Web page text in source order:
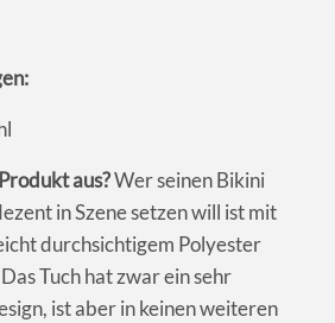
aus?Wer seinen Bikini
in Szene setzen will ist mit
durchsichtigem Polyester
Tuch hat zwar ein sehr
ist aber in keinen weiteren